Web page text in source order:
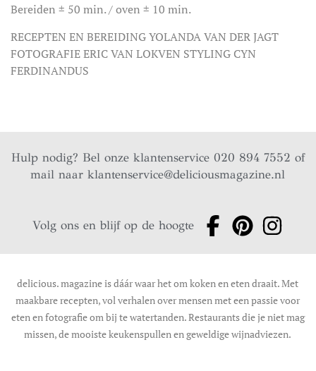
Bereiden ± 50 min. / oven ± 10 min.
RECEPTEN EN BEREIDING YOLANDA VAN DER JAGT
FOTOGRAFIE ERIC VAN LOKVEN STYLING CYN
FERDINANDUS
Hulp nodig? Bel onze klantenservice 020 894 7552 of
mail naarklantenservice@deliciousmagazine.nl
Volg ons en blijf op de hoogte
delicious. magazine is dáár waar het om koken en eten draait. Met
maakbare recepten, vol verhalen over mensen met een passie voor
eten en fotografie om bij te watertanden. Restaurants die je niet mag
missen, de mooiste keukenspullen en geweldige wijnadviezen.